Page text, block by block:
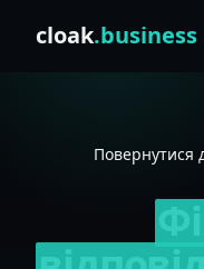
cloak.business
Повернутися